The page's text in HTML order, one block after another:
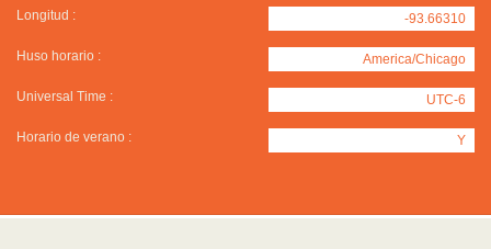
Longitud : -93.66310
Huso horario : America/Chicago
Universal Time : UTC-6
Horario de verano : Y